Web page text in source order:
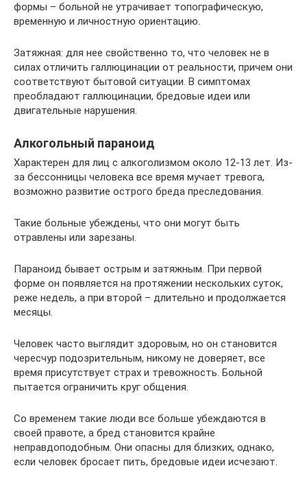
формы – больной не утрачивает топографическую,
временную и личностную ориентацию.
Затяжная: для нее свойственно то, что человек не в
силах отличить галлюцинации от реальности, причем они
соответствуют бытовой ситуации. В симптомах
преобладают галлюцинации, бредовые идеи или
двигательные нарушения.
Алкогольный параноид
Характерен для лиц с алкоголизмом около 12-13 лет. Из-
за бессонницы человека все время мучает тревога,
возможно развитие острого бреда преследования.
Такие больные убеждены, что они могут быть
отравлены или зарезаны.
Параноид бывает острым и затяжным. При первой
форме он появляется на протяжении нескольких суток,
реже недель, а при второй – длительно и продолжается
месяцы.
Человек часто выглядит здоровым, но он становится
чересчур подозрительным, никому не доверяет, все
время присутствует страх и тревожность. Больной
пытается ограничить круг общения.
Со временем такие люди все больше убеждаются в
своей правоте, а бред становится крайне
неправдоподобным. Они опасны для близких, однако,
если человек бросает пить, бредовые идеи исчезают.